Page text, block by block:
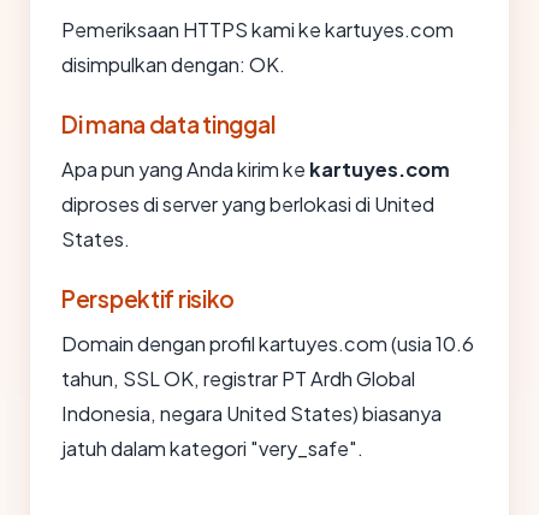
Pemeriksaan HTTPS kami ke kartuyes.com
disimpulkan dengan: OK.
Di mana data tinggal
Apa pun yang Anda kirim ke kartuyes.com
diproses di server yang berlokasi di United
States.
Perspektif risiko
Domain dengan profil kartuyes.com (usia 10.6
tahun, SSL OK, registrar PT Ardh Global
Indonesia, negara United States) biasanya
jatuh dalam kategori "very_safe".